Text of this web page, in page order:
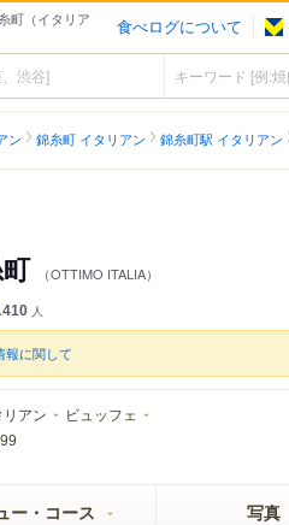
町（イタリア
食べログについて
ン 錦糸町 イタリアン 錦糸町駅 イタリアン
（OTTIMO ITALIA）
人
報に関して
リアン ビュッフェ
ー・コース 写真